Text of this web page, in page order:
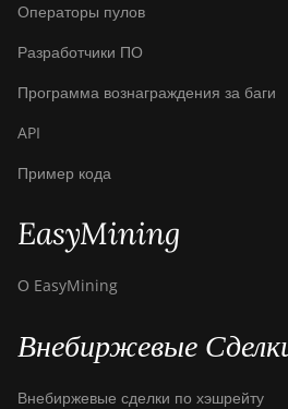
Операторы пулов
Разработчики ПО
Программа вознаграждения за баги
API
Пример кода
EasyMining
О EasyMining
Внебиржевые
Внебиржевые сделки по хэшрейту